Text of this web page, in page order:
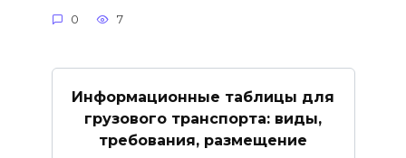
0 7
Информационные таблицы для
грузового транспорта: виды,
требования, размещение